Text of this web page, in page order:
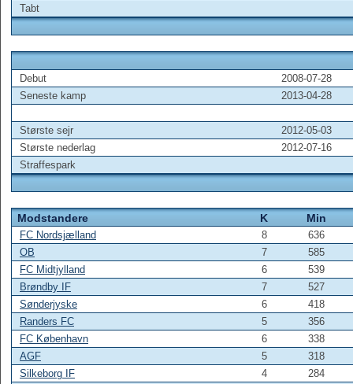
Tabt
Debut
2008-07-28
Seneste kamp
2013-04-28
Største sejr
2012-05-03
Største nederlag
2012-07-16
Straffespark
Modstandere K Min
FC Nordsjælland 8
636
OB
7
585
FC Midtjylland
6
539
Brøndby IF
7
527
Sønderjyske
6
418
Randers FC
5
356
FC København
6
338
AGF
5
318
Silkeborg IF
4
284